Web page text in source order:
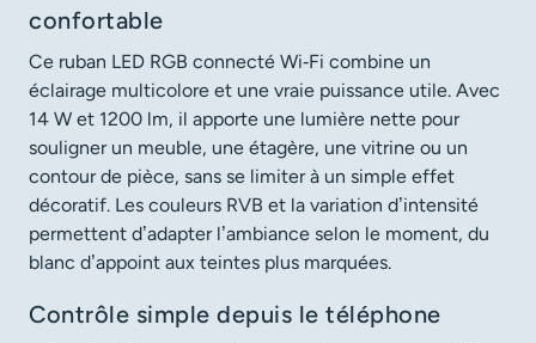
confortable
Ce ruban LED RGB connecté Wi‑Fi combine un
éclairage multicolore et une vraie puissance utile. Avec
14 W et 1200 lm, il apporte une lumière nette pour
souligner un meuble, une étagère, une vitrine ou un
contour de pièce, sans se limiter à un simple effet
décoratif. Les couleurs RVB et la variation d’intensité
permettent d’adapter l’ambiance selon le moment, du
blanc d’appoint aux teintes plus marquées.
Contrôle simple depuis le téléphone